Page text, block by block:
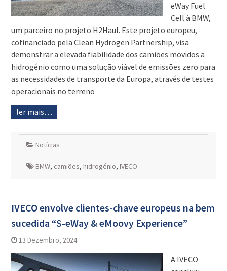
eWay Fuel
Cell à BMW,
um parceiro no projeto H2Haul. Este projeto europeu,
cofinanciado pela Clean Hydrogen Partnership, visa
demonstrar a elevada fiabilidade dos camiões movidos a
hidrogénio como uma solução viável de emissões zero para
as necessidades de transporte da Europa, através de testes
operacionais no terreno
ler mais…
Notícias
BMW, camiões, hidrogénio, IVECO
IVECO envolve clientes-chave europeus na bem
sucedida “S-eWay & eMoovy Experience”
13 Dezembro, 2024
A IVECO